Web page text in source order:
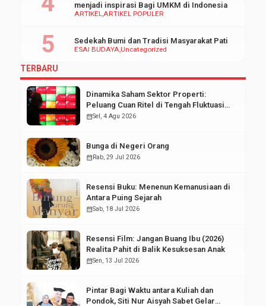
ARTIKELARTIKEL POPULER
menjadi inspirasi Bagi UMKM di Indonesia
ESAI BUDAYAUncategorized
Sedekah Bumi dan Tradisi Masyarakat Pati
TERBARU
Dinamika Saham Sektor Properti:
Peluang Cuan Ritel di Tengah Fluktuasi
Pasar Modal
calendar_monthSel, 4 Agu 2026
Bunga di Negeri Orang
calendar_monthRab, 29 Jul 2026
Resensi Buku: Menenun Kemanusiaan di
Antara Puing Sejarah
calendar_monthSab, 18 Jul 2026
Resensi Film: Jangan Buang Ibu (2026)
Realita Pahit di Balik Kesuksesan Anak
calendar_monthSen, 13 Jul 2026
Pintar Bagi Waktu antara Kuliah dan
Pondok, Siti Nur Aisyah Sabet Gelar